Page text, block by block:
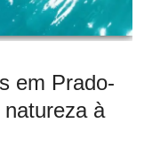
em Prado-
à